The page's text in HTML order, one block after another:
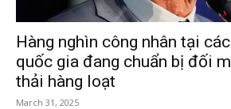
Hàng nghìn công nhân tại
quốc gia đang chuẩn bị đối
thải hàng loạt
March 31, 2025